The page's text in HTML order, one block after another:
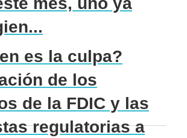
es la culpa?
de los
de la FDIC y las
regulatorias a